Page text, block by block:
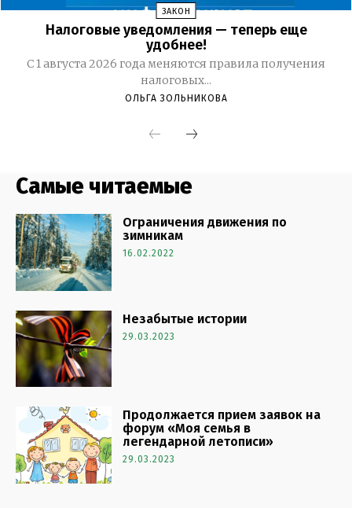
Самые читаемые
Ограничения движения по
зимникам
16.02.2022
Незабытые истории
29.03.2023
Продолжается прием заявок на
форум «Моя семья в
легендарной летописи»
29.03.2023